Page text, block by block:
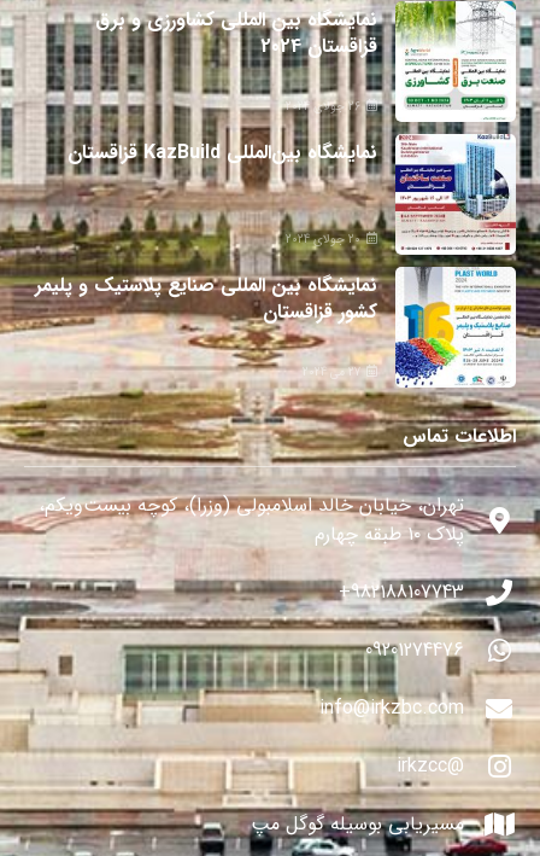
نمایشگاه بین المللی کشاورزی و برق
قزاقستان 2024
26 جولای 2024
نمایشگاه بین‌المللی KazBuild قزاقستان
20 جولای 2024
نمایشگاه بین المللی صنایع پلاستیک و پلیمر
کشور قزاقستان
27 می 2024
اطلاعات تماس
تهران، خیابان خالد اسلامبولی (وزرا)، کوچه بیست‌ویکم،
پلاک ۱۰ طبقه چهارم
982188107743+
09201274476
info@irkzbc.com
@irkzcc
مسیریابی بوسیله گوگل مپ